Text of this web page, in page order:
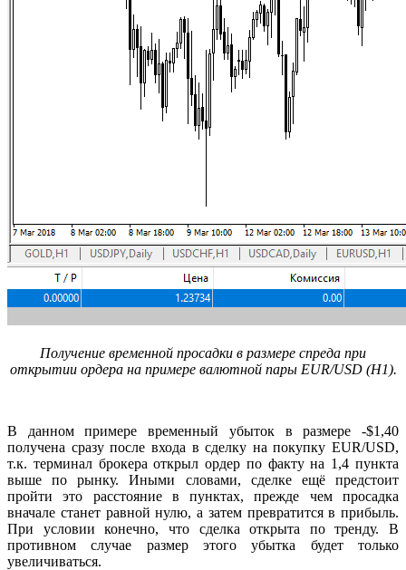
Получение временной просадки в размере спреда при
открытии ордера на примере валютной пары EUR/USD(H1).
В данном примере временный убыток в размере -$1,40
получена сразу после входа в сделку на покупку EUR/USD,
т.к. терминал брокера открыл ордер по факту на 1,4 пункта
выше по рынку. Иными словами, сделке ещё предстоит
пройти это расстояние в пунктах, прежде чем просадка
вначале станет равной нулю, а затем превратится в прибыль.
При условии конечно, что сделка открыта по тренду. В
противном случае размер этого убытка будет только
увеличиваться.